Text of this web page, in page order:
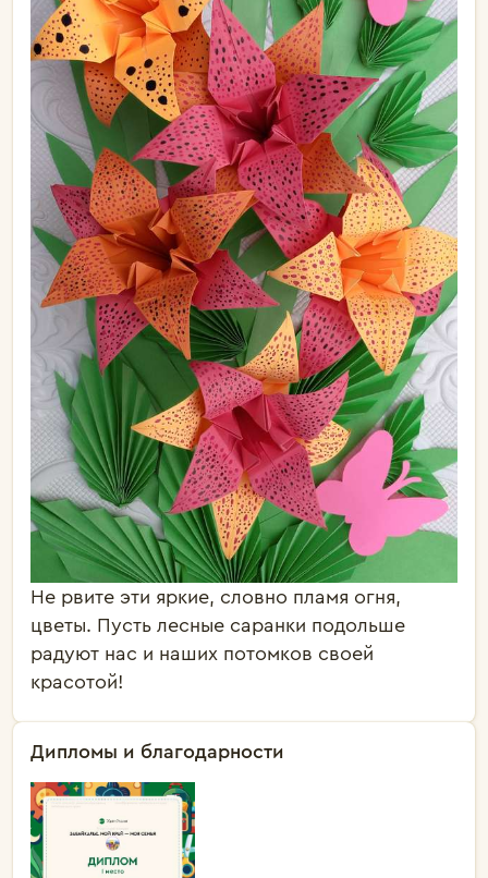
Не рвите эти яркие, словно пламя огня,
цветы. Пусть лесные саранки подольше
радуют нас и наших потомков своей
красотой!
Дипломы и благодарности